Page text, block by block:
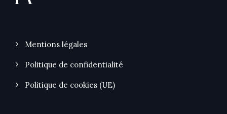
Mentions légales
Politique de confidentialité
Politique de cookies (UE)